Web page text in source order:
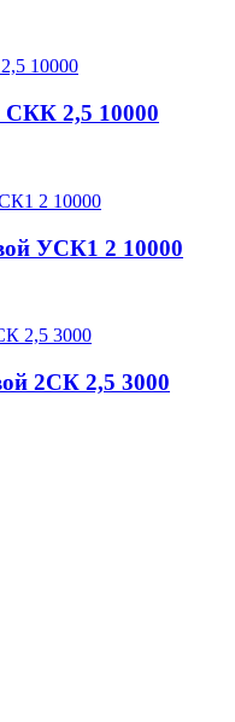
СКК 2,5 10000
УСК1 2 10000
2СК 2,5 3000